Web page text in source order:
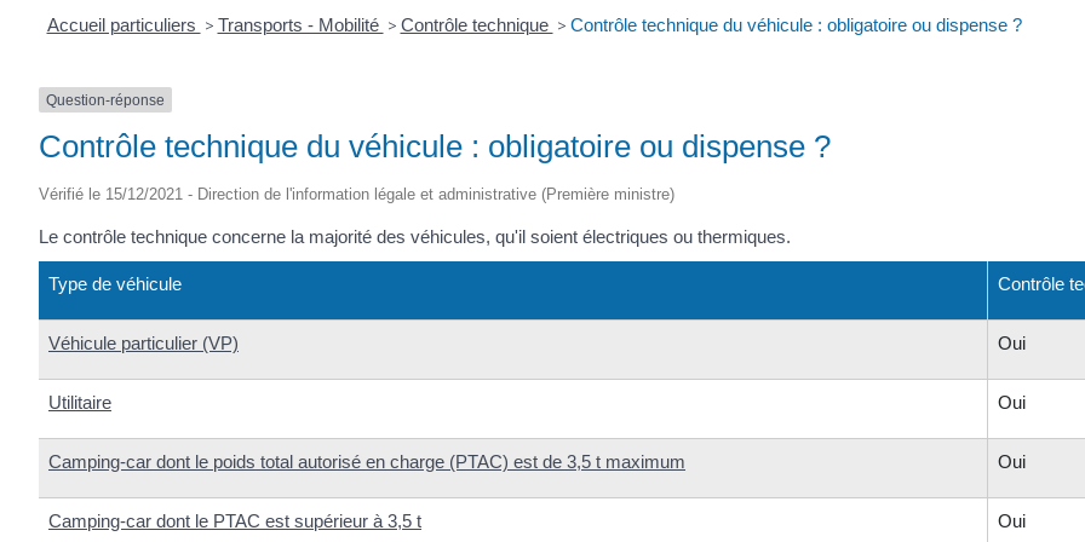
Accueil particuliers > Transports - Mobilité > Contrôle technique > Contrôle technique du véhicule : obligatoire ou dispense ?
Question-réponse
Contrôle technique du véhicule : obligatoire ou dispense ?
Vérifié le 15/12/2021 - Direction de l'information légale et administrative (Première ministre)
Le contrôle technique concerne la majorité des véhicules, qu'il soient électriques ou thermiques.
Type de véhicule Contrôle
Véhicule particulier (VP) Oui
Utilitaire Oui
Camping-car dont le poids total autorisé en charge (PTAC) est de 3,5 t maximum Oui
Camping-car dont le PTAC est supérieur à 3,5 t Oui